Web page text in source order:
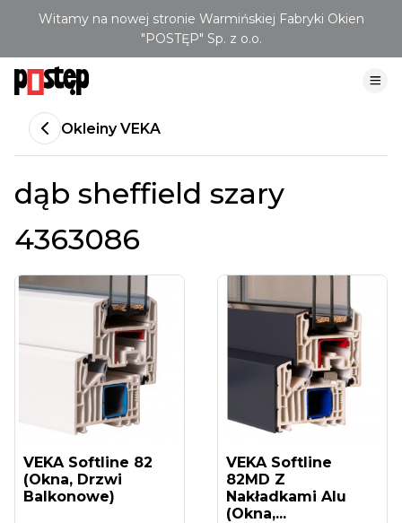
Witamy na nowej stronie Warmińskiej Fabryki Okien
"POSTĘP" Sp. z o.o.
Okleiny VEKA
dąb sheffield szary
4363086
VEKA Softline 82
(okna, Drzwi
Balkonowe)
VEKA Softline
82MD Z
Nakładkami Alu
(okna,...